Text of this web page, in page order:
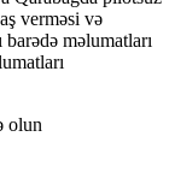
verməsi və
məlumatları
olun